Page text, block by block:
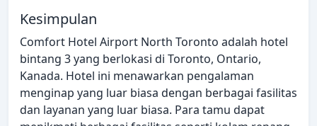
Kesimpulan
Comfort Hotel Airport North Toronto adalah hotel
bintang 3 yang berlokasi di Toronto, Ontario,
Kanada. Hotel ini menawarkan pengalaman
menginap yang luar biasa dengan berbagai fasilitas
dan layanan yang luar biasa. Para tamu dapat